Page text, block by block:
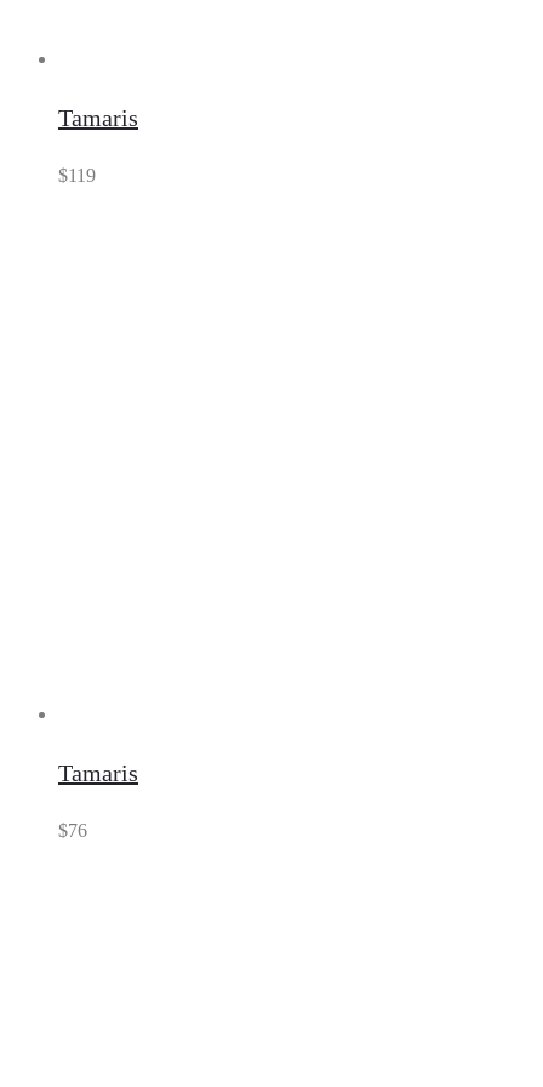
Tamaris
$119
Tamaris
$76